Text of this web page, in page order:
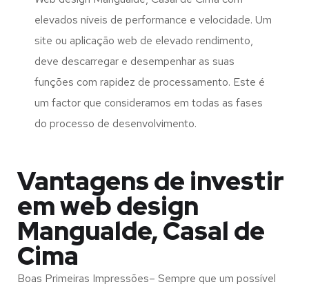
elevados níveis de performance e velocidade. Um
site ou aplicação web de elevado rendimento,
deve descarregar e desempenhar as suas
funções com rapidez de processamento. Este é
um factor que consideramos em todas as fases
do processo de desenvolvimento.
Vantagens de investir
em web design
Mangualde, Casal de
Cima
Boas Primeiras Impressões– Sempre que um possível